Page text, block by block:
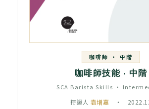
咖啡師 ‧ 中階
咖啡師技能 ‧ 中階
SCA Barista Skills ‧
持證人 袁增嘉 ‧